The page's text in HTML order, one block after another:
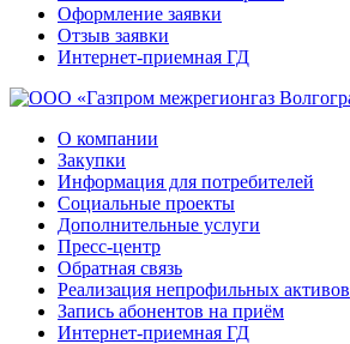
Оформление заявки
Отзыв заявки
Интернет-приемная ГД
О компании
Закупки
Информация для потребителей
Социальные проекты
Дополнительные услуги
Пресс-центр
Обратная связь
Реализация непрофильных активов
Запись абонентов на приём
Интернет-приемная ГД